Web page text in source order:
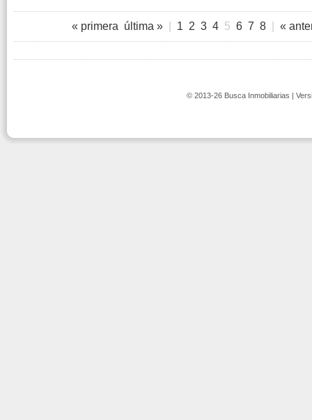
« primera última » 1 2 3 4 5 6 7 8 «
© 2013-26 Busca Inmobiliarias |